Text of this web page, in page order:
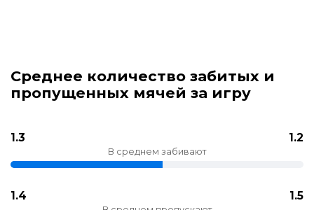
Среднее количество забитых и
пропущенных мячей за игру
1.3 1.2
В среднем забивают
1.4 1.5